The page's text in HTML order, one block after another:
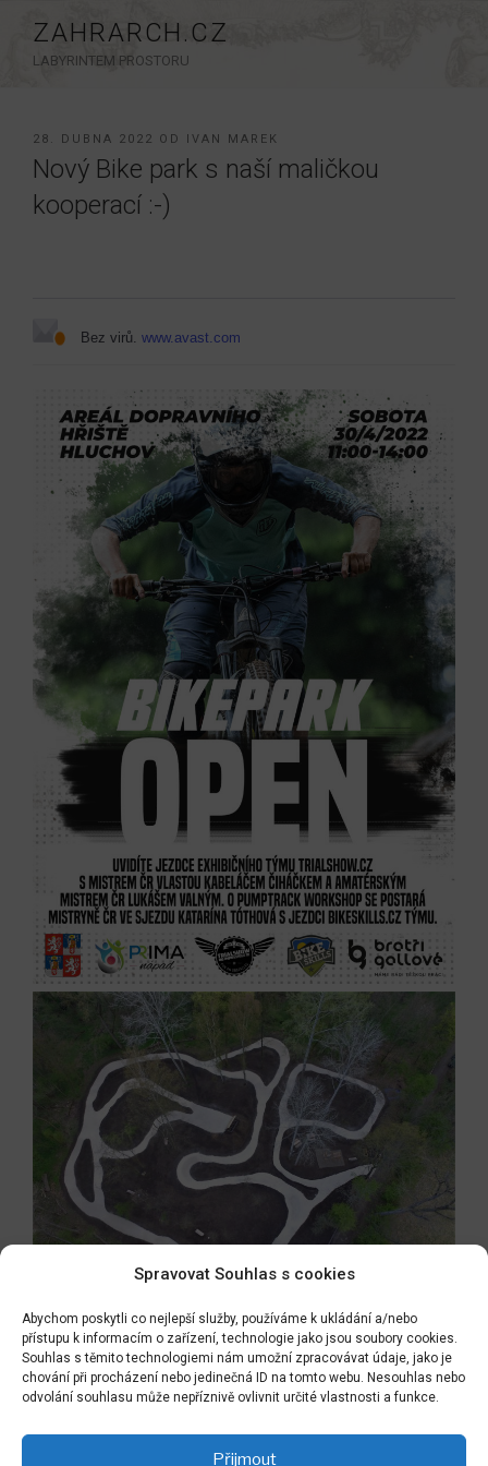
Spravovat Souhlas s cookies
Abychom poskytli co nejlepší služby, používáme k ukládání a/nebo
přístupu k informacím o zařízení, technologie jako jsou soubory cookies.
Souhlas s těmito technologiemi nám umožní zpracovávat údaje, jako je
chování při procházení nebo jedinečná ID na tomto webu. Nesouhlas nebo
odvolání souhlasu může nepříznivě ovlivnit určité vlastnosti a funkce.
Přijmout
obsahu
ZAHRARCH.CZ
LABYRINTEM PROSTORU
PUBLIKOVÁNO
28. DUBNA 2022 OD IVAN MAREK
Nový Bike park s naší maličkou
kooperací :-)
Bez virů.www.avast.com
Navigace
pro
příspěvek
Předchozí
PŘEDCHOZÍ